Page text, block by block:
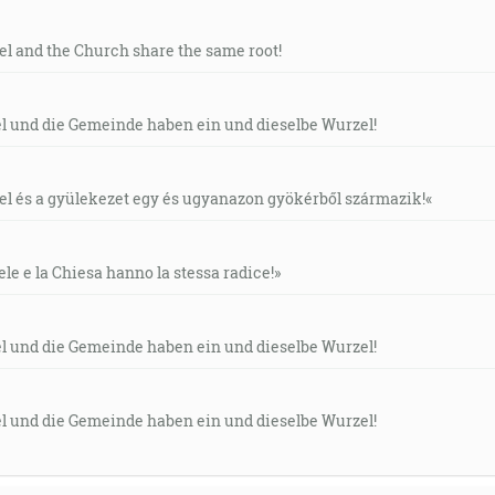
a hrdinská sila; jeho je rada a rozumnosť.
nám je daný, a kniežatstvo bude na jeho pleci, a nazovú
nič obracia myšlienky ľudí."
zemi, to sú tí, ktorí, keď počuli, v šľachetnom a
and the Church share the same root!
und die Gemeinde haben ein und dieselbe Wurzel!
és a gyülekezet egy és ugyanazon gyökérből származik!«
e la Chiesa hanno la stessa radice!»
und die Gemeinde haben ein und dieselbe Wurzel!
und die Gemeinde haben ein und dieselbe Wurzel!